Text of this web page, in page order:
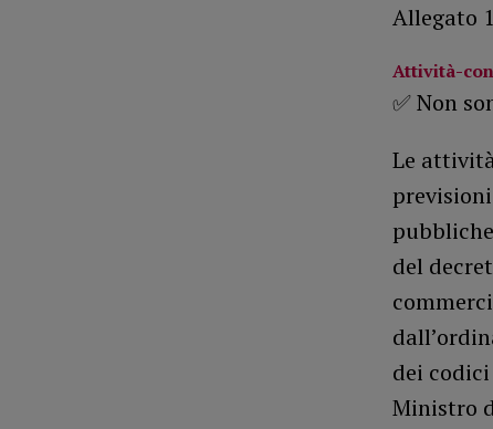
Allegato
Attività-
✅ Non
Le
del
dei
Ministro